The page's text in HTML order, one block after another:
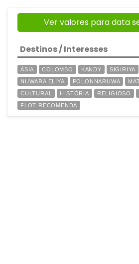
Ver valores para data
Destinos / Interesses
ÁSIA COLOMBO KANDY SIGIRIYA
NUWARA ELIYA
POLONNARUWA
CULTURAL
HISTÓRIA RELIGIOSO
FLOT RECOMENDA